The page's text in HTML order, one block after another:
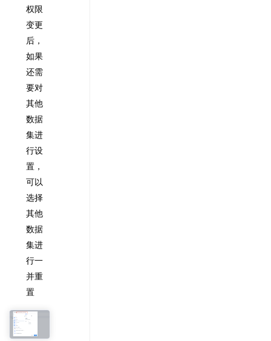
权限
变更
后，
如果
还需
要对
其他
数据
集进
行设
置，
可以
选择
其他
数据
集进
行一
并重
置